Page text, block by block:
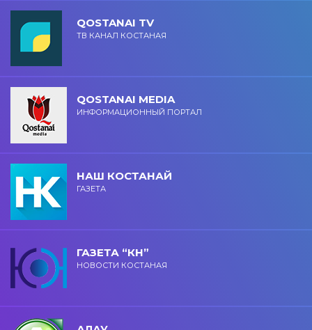
QOSTANAI TV
ТВ КАНАЛ КОСТАНАЯ
QOSTANAI MEDIA
ИНФОРМАЦИОННЫЙ ПОРТАЛ
НАШ КОСТАНАЙ
ГАЗЕТА
ГАЗЕТА “КН”
НОВОСТИ КОСТАНАЯ